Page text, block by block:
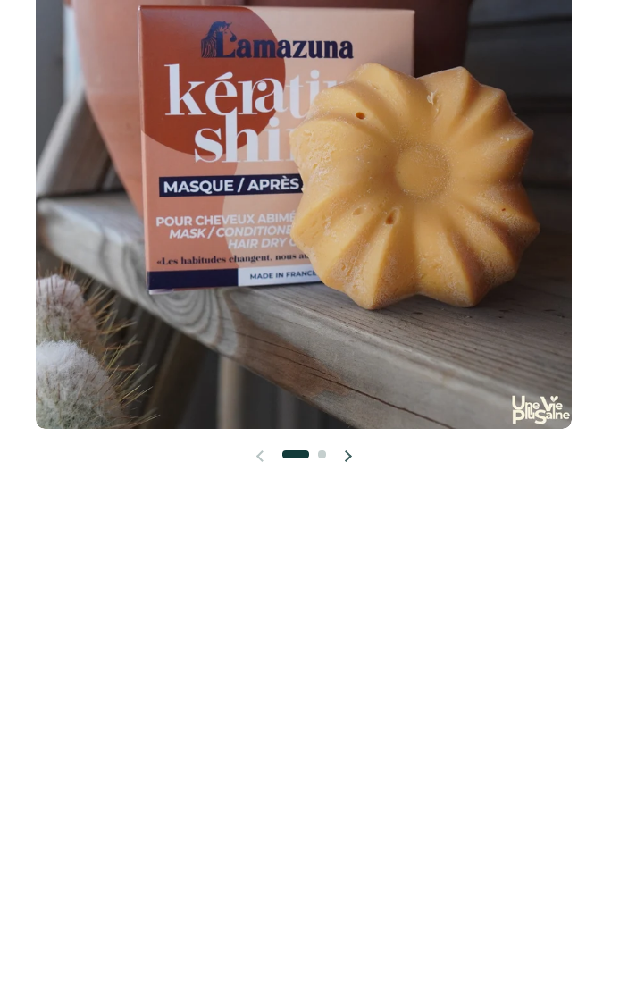
Diapositive précédenteDiapositive suivante